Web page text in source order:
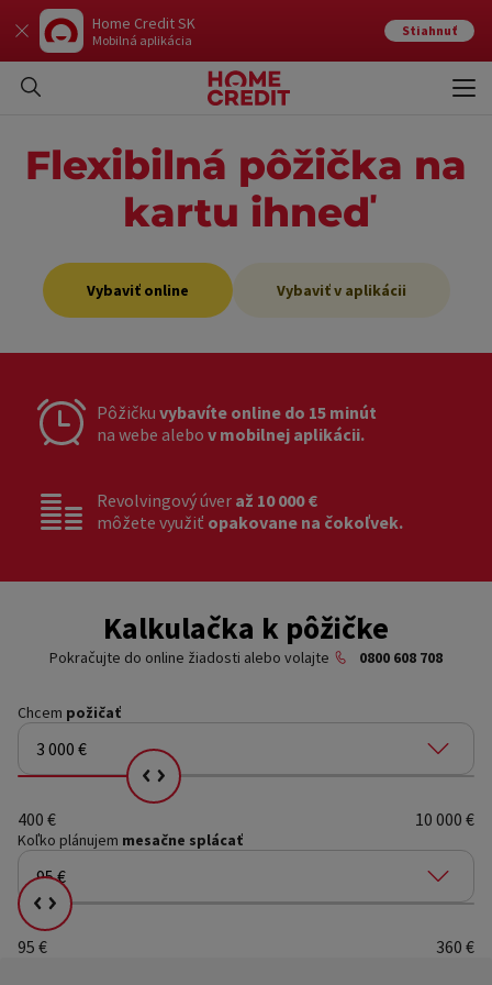
Home Credit SK
Mobilná aplikácia
Stiahnuť
Flexibilná pôžička na
kartu ihneď
Vybaviť online Vybaviť v aplikácii
Pôžičku vybavíte online do 15 minút
na webe alebo v mobilnej aplikácii.
Revolvingový úver až 10 000 €
môžete využiť opakovane na čokoľvek.
Kalkulačka k pôžičke
Pokračujte do online žiadosti alebo volajte 0800 608 708
Chcem požičať
3 000 €
Vyberte si, koľko chcete splácať
400 €
10 000 €
Koľko plánujem mesačne splácať
95 €
Vyberte si, koľko chcete splácať
95 €
360 €